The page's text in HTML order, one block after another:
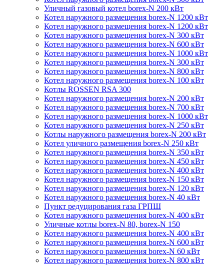
Уличный газовый котел borex-N 200 кВт
Котел наружного размещения borex-N 1200 кВт
Котел наружного размещения borex-N 1200 кВт
Котел наружного размещения borex-N 300 кВт
Котел наружного размещения borex-N 600 кВт
Котел наружного размещения borex-N 1000 кВт
Котел наружного размещения borex-N 300 кВт
Котел наружного размещения borex-N 800 кВт
Котел наружного размещения borex-N 100 кВт
Котлы ROSSEN RSA 300
Котел наружного размещения borex-N 200 кВт
Котел наружного размещения borex-N 700 кВт
Котел наружного размещения borex-N 1000 кВт
Котел наружного размещения borex-N 250 кВт
Котлы наружного размещения borex-N 200 кВт
Котел уличного размещения borex-N 250 кВт
Котел наружного размещения borex-N 350 кВт
Котел наружного размещения borex-N 450 кВт
Котел наружного размещения borex-N 400 кВт
Котел наружного размещения borex-N 150 кВт
Котел наружного размещения borex-N 120 кВт
Котел наружного размещения borex-N 40 кВт
Пункт редуцирования газа ГРПШ
Котел наружного размещения borex-N 400 кВт
Уличные котлы borex-N 80, borex-N 150
Котел наружного размещения borex-N 400 кВт
Котел наружного размещения borex-N 600 кВт
Котел наружного размещения borex-N 60 кВт
Котел наружного размещения borex-N 800 кВт